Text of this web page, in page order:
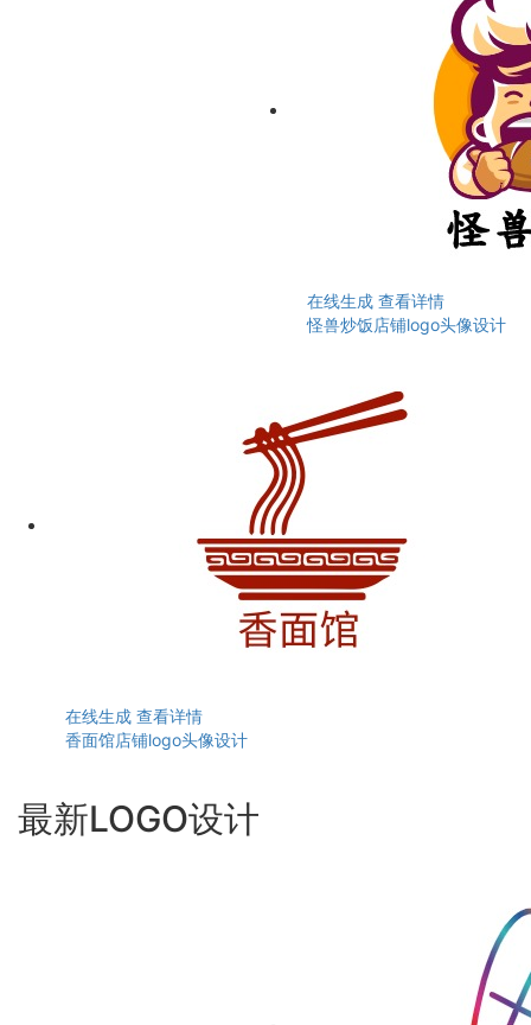
在线生成 查看详情
怪兽炒饭店铺logo头像设计
在线生成 查看详情
香面馆店铺logo头像设计
最新LOGO设计